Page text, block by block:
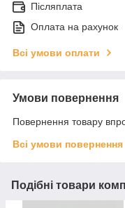
Післяплата
Оплата на рахунок
Всі умови оплати
Умови повернення
Повернення товару
Всі умови повернення
Подібні товари